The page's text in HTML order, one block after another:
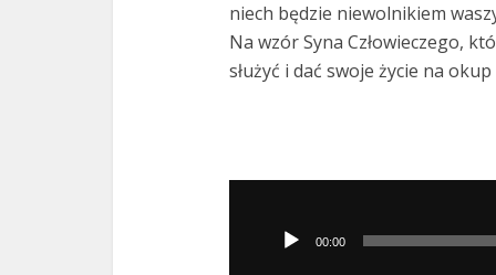
niech będzie niewolnikiem
Na wzór Syna Człowieczego,
służyć i dać swoje życie na
dźwiękowych
00:00